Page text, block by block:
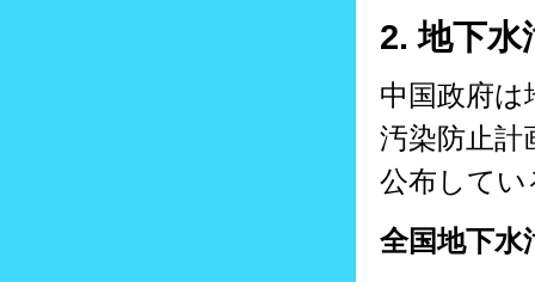
2. 地下水
中国政府は
汚染防止計
公布してい
全国地下水